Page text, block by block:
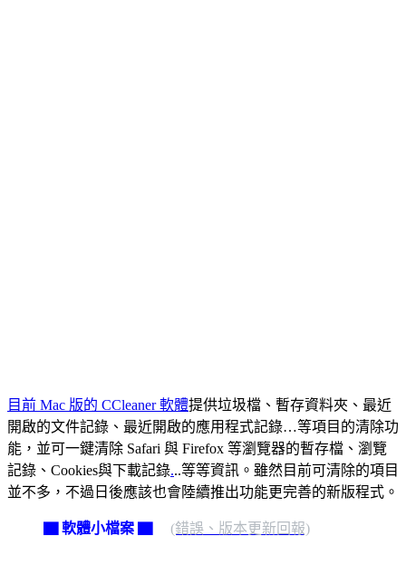
目前 Mac 版的 CCleaner 軟體提供垃圾檔、暫存資料夾、最近
開啟的文件記錄、最近開啟的應用程式記錄…等項目的清除功
能，並可一鍵清除 Safari 與 Firefox 等瀏覽器的暫存檔、瀏覽
記錄、Cookies與下載記錄...等等資訊。雖然目前可清除的項目
並不多，不過日後應該也會陸續推出功能更完善的新版程式。
▇ 軟體小檔案 ▇ (錯誤、版本更新回報)